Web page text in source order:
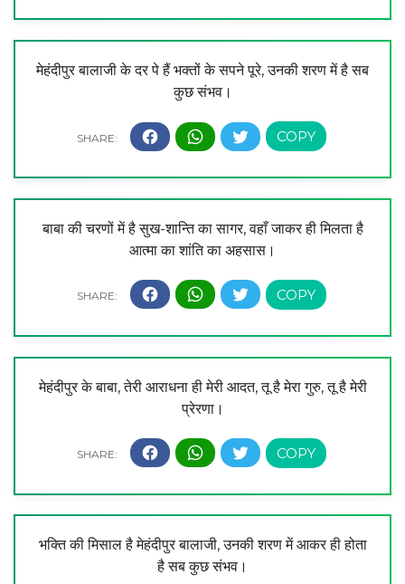
मेहंदीपुर बालाजी के दर पे हैं भक्तों के सपने पूरे, उनकी शरण में है सब
कुछ संभव।
बाबा की चरणों में है सुख-शान्ति का सागर, वहाँ जाकर ही मिलता है
आत्मा का शांति का अहसास।
मेहंदीपुर के बाबा, तेरी आराधना ही मेरी आदत, तू है मेरा गुरु, तू है मेरी
प्रेरणा।
भक्ति की मिसाल है मेहंदीपुर बालाजी, उनकी शरण में आकर ही होता
है सब कुछ संभव।